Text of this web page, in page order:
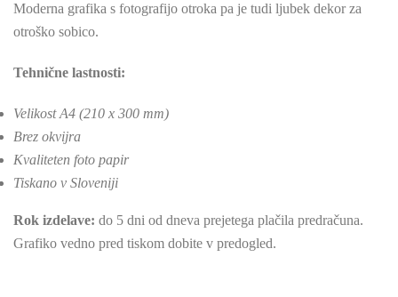
Moderna grafika s fotografijo otroka pa je tudi ljubek dekor za
otroško sobico.
Tehnične lastnosti:
Velikost A4 (210 x 300 mm)
Brez okvijra
Kvaliteten foto papir
Tiskano v Sloveniji
Rok izdelave: do 5 dni od dneva prejetega plačila predračuna.
Grafiko vedno pred tiskom dobite v predogled.